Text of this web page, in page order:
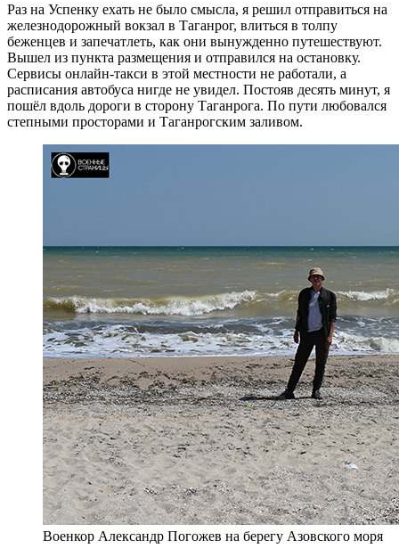
Раз на Успенку ехать не было смысла, я решил отправиться на
железнодорожный вокзал в Таганрог, влиться в толпу
беженцев и запечатлеть, как они вынужденно путешествуют.
Вышел из пункта размещения и отправился на остановку.
Сервисы онлайн-такси в этой местности не работали, а
расписания автобуса нигде не увидел. Постояв десять минут, я
пошёл вдоль дороги в сторону Таганрога. По пути любовался
степными просторами и Таганрогским заливом.
Военкор Александр Погожев на берегу Азовского моря